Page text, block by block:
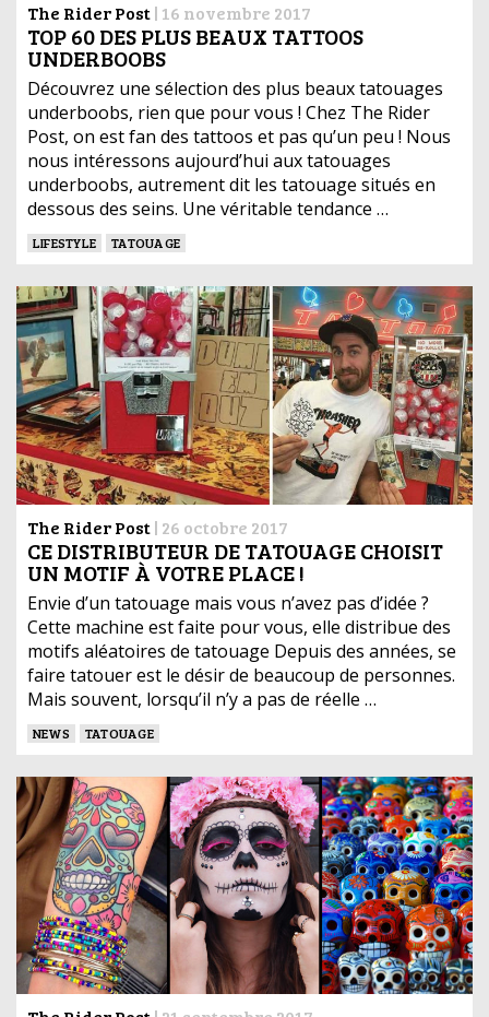
The Rider Post| 16 novembre 2017
TOP 60 DES PLUS BEAUX TATTOOS
UNDERBOOBS
Découvrez une sélection des plus beaux tatouages
underboobs, rien que pour vous ! Chez The Rider
Post, on est fan des tattoos et pas qu’un peu ! Nous
nous intéressons aujourd’hui aux tatouages
underboobs, autrement dit les tatouage situés en
dessous des seins. Une véritable tendance …
LIFESTYLE TATOUAGE
The Rider Post| 26 octobre 2017
CE DISTRIBUTEUR DE TATOUAGE CHOISIT
UN MOTIF À VOTRE PLACE !
Envie d’un tatouage mais vous n’avez pas d’idée ?
Cette machine est faite pour vous, elle distribue des
motifs aléatoires de tatouage Depuis des années, se
faire tatouer est le désir de beaucoup de personnes.
Mais souvent, lorsqu’il n’y a pas de réelle …
NEWS TATOUAGE